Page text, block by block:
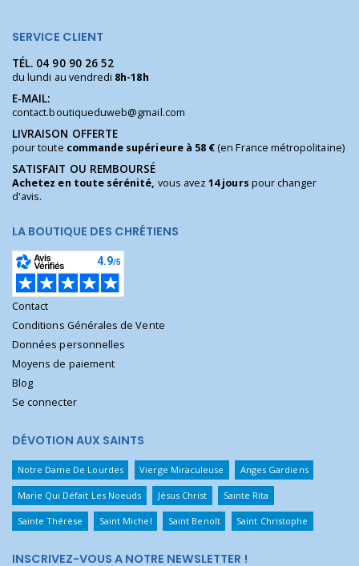
SERVICE CLIENT
TÉL. 04 90 90 26 52
du lundi au vendredi 8h-18h
E-MAIL:
contact.boutiqueduweb@gmail.com
LIVRAISON OFFERTE
pour toute commande supérieure à 58 €(en France métropolitaine)
SATISFAIT OU REMBOURSÉ
Achetez en toute sérénité, vous avez14 jours pour changer
d'avis.
LA BOUTIQUE DES CHRÉTIENS
Contact
Conditions Générales de Vente
Données personnelles
Moyens de paiement
Blog
Se connecter
DÉVOTION AUX SAINTS
Notre Dame De Lourdes Vierge Miraculeuse Anges Gardiens
Marie Qui Défait Les Noeuds Jésus Christ Sainte Rita
Sainte Thérèse Saint Michel Saint Benoît Saint Christophe
INSCRIVEZ-VOUS A NOTRE NEWSLETTER !